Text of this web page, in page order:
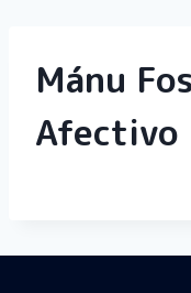
Mánu
Afectivo